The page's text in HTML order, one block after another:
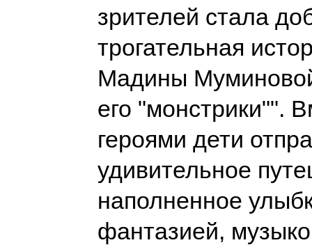
зрителей стала
трогательная
Мадины
его "монстрики"".
героями дети
удивительное
наполненное
фантазией,